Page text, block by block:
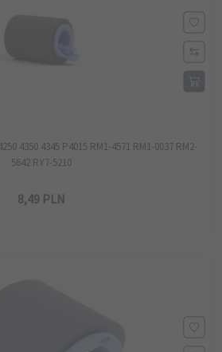
4350 4345 P4015 RM1-4571 RM1-0037 RM2-
5642 RY7-5210
8,49 PLN